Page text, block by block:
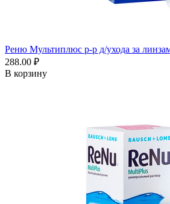
Реню Мультиплюс р-р д/ухода за
288.00 ₽
В корзину